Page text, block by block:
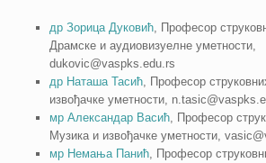
др Зорица Дуковић, Професор
Драмске и аудиовизуелне уметности,
dukovic@vaspks.edu.rs
др Наташа Тасић, Професор
извођачке уметности,
мр Александар Васић, Професор
Музика и извођачке уметности,
мр Немања Панић, Професор